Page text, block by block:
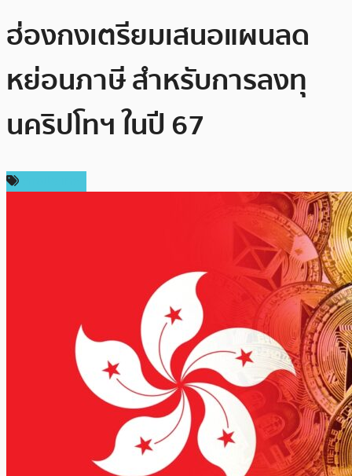
ฮ่องกงเตรียมเสนอแผนลด
หย่อนภาษี สำหรับการลงทุ
นคริปโทฯ ในปี 67